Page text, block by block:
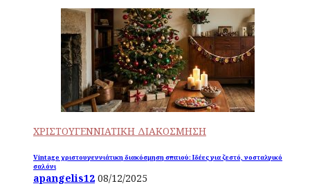
ΧΡΙΣΤΟΥΓΕΝΝΙΑΤΙΚΗ ΔΙΑΚΟΣΜΗΣΗ
Vintage χριστουγεννιάτικη διακόσμηση σπιτιού: Ιδέες για ζεστό, νοσταλγικό
σαλόνι
apangelis12 08/12/2025